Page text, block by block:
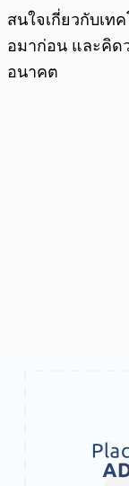
สนใจเกี่ยวกับเท
อมาก่อน และคิด
อนาคต